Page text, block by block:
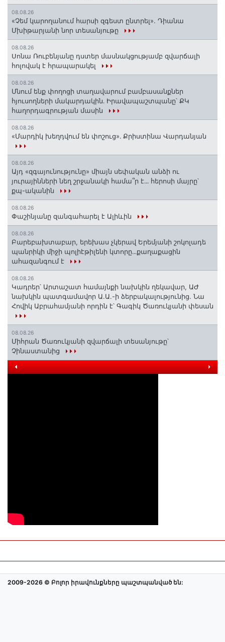
08.08.26
«Չեմ կարողանում հարսի զգեստ ընտրել». Դիանա
Մխիթարյանի նոր տեսանյութը
08.08.26
Սոնա Ռուբենյանը դստեր մասնակցությամբ զվարճալի
հոլովակ է հրապարակել
08.08.26
Մնում ենք փողոցի տաղավարում բամբասանքներ
հյուսողների մակարդակին․ Իրավապաշտպանը՝ ՔԿ
հաղորդագրության մասին
08.08.26
«Մարդիկ խեղդվում են փոշուց»․ Քրիստինա Վարդանյան
08.08.26
Այդ «զգայունությունը» միայն սեփական անձի ու
յուրայինների նեղ շրջանակի համա՞ր է․․․ հերոսի մայրը՝
քպ-ականին
08.08.26
Փաշինյանը զանգահարել է Ալիևին
08.08.26
Բարեբախտաբար, երեխաս չկերավ Երեմյանի շոկոլադե
պանրիկի միջի պոլիէթիլենի կտորը․․․քաղաքացին
ահազանգում է
08.08.26
Կադրեր՝ Արտաշատ համայնքի նախկին ղեկավար, ԱԺ
նախկին պատգամավոր Ա.Ա.-ի ձերբակալությունից. Նա
Հովիկ Աբրահամյանի որդին է՝ Գագիկ Ծառուկյանի փեսան
08.08.26
Միհրան Ծառուկյանի զվարճալի տեսանյութը՝
Չինաստանից
2009-2026 © Բոլոր իրավունքները պաշտպանված են: